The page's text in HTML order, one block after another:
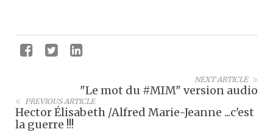
NEXT ARTICLE
"Le mot du #MIM" version audio
PREVIOUS ARTICLE
Hector Élisabeth /Alfred Marie-Jeanne ...c'est
la guerre !!!